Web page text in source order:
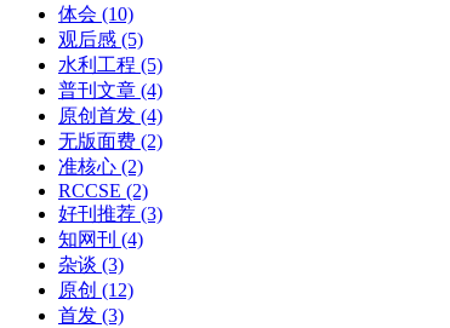
体会 (10)
观后感 (5)
水利工程 (5)
普刊文章 (4)
原创首发 (4)
无版面费 (2)
准核心 (2)
RCCSE (2)
好刊推荐 (3)
知网刊 (4)
杂谈 (3)
原创 (12)
首发 (3)